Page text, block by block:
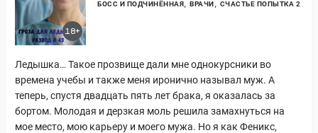
18+
БОСС И ПОДЧИНЁННАЯ ВРАЧИ СЧАСТЬЕ ПОПЫТКА 2
Ледышка… Такое прозвище дали мне однокурсники во
времена учебы и также меня иронично называл муж. А
теперь, спустя двадцать пять лет брака, я оказалась за
бортом. Молодая и дерзкая моль решила замахнуться на
мое место, мою карьеру и моего мужа. Но я как Феникс,